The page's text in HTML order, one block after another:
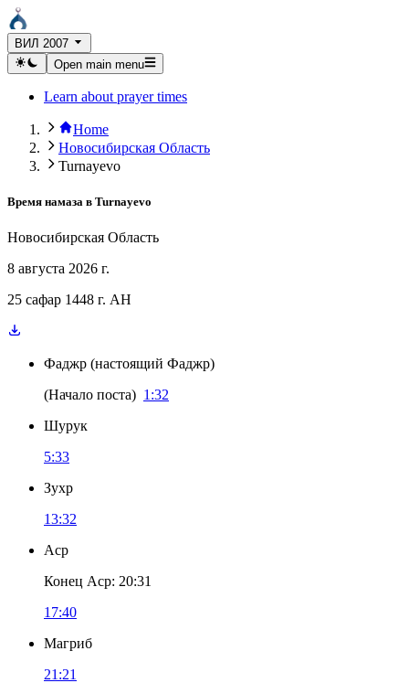
ВИЛ 2007
Open main menu
Learn about prayer times
Home
Новосибирская Область
Turnayevo
Время намаза в Turnayevo
Новосибирская Область
8 августа 2026 г.
25 сафар 1448 г. AH
Фаджр (настоящий Фаджр)
(Начало поста) 1:32
Шурук
5:33
Зухр
13:32
Аср
Конец Аср: 20:31
17:40
Магриб
21:21